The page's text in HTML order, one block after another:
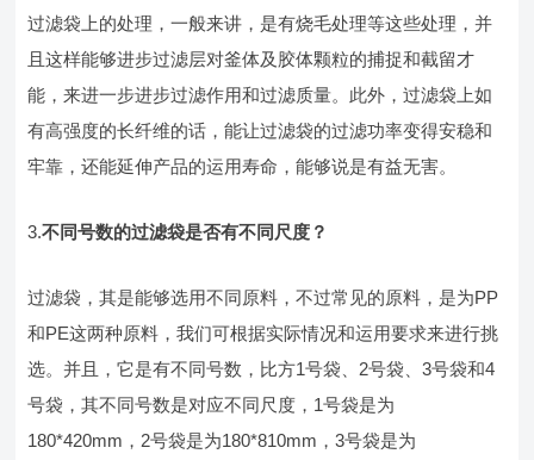
过滤袋上的处理，一般来讲，是有烧毛处理等这些处理，并
且这样能够进步过滤层对釜体及胶体颗粒的捕捉和截留才
能，来进一步进步过滤作用和过滤质量。此外，过滤袋上如
有高强度的长纤维的话，能让过滤袋的过滤功率变得安稳和
牢靠，还能延伸产品的运用寿命，能够说是有益无害。
3.不同号数的过滤袋是否有不同尺度？
过滤袋，其是能够选用不同原料，不过常见的原料，是为PP
和PE这两种原料，我们可根据实际情况和运用要求来进行挑
选。并且，它是有不同号数，比方1号袋、2号袋、3号袋和4
号袋，其不同号数是对应不同尺度，1号袋是为
180*420mm，2号袋是为180*810mm，3号袋是为